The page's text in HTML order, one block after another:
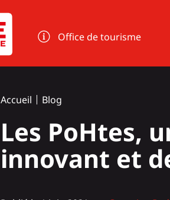
Office de tourisme
Accueil Blog
Les PoHtes,
innovant et